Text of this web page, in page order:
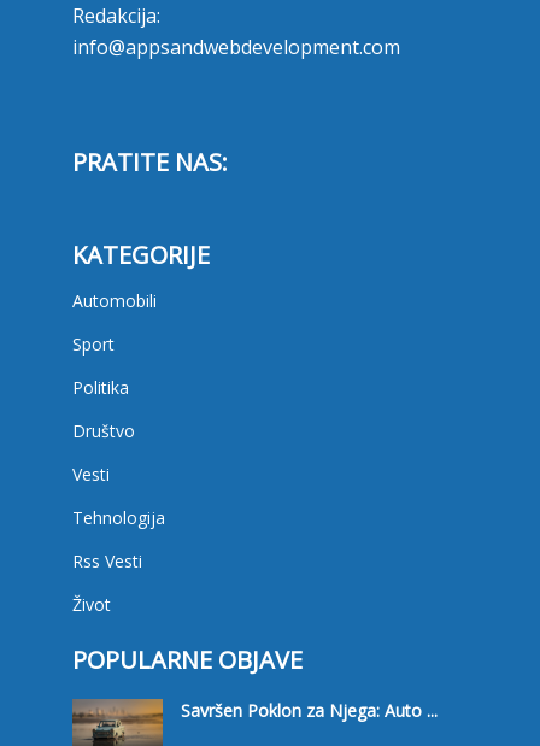
Redakcija:
info@appsandwebdevelopment.com
PRATITE NAS:
KATEGORIJE
Automobili
Sport
Politika
Društvo
Vesti
Tehnologija
Rss Vesti
Život
POPULARNE OBJAVE
Savršen Poklon za Njega: Auto ...